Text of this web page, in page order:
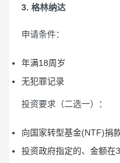
3. 格林纳达
申请条件：
年满18周岁
无犯罪记录
投资要求（二选一）：
向国家转型基金(NTF)捐
投资政府指定的、金额在